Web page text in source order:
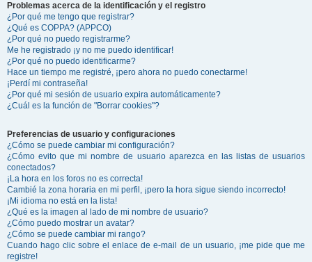
Problemas acerca de la identificación y el registro
¿Por qué me tengo que registrar?
¿Qué es COPPA? (APPCO)
¿Por qué no puedo registrarme?
Me he registrado ¡y no me puedo identificar!
¿Por qué no puedo identificarme?
Hace un tiempo me registré, ¡pero ahora no puedo conectarme!
¡Perdí mi contraseña!
¿Por qué mi sesión de usuario expira automáticamente?
¿Cuál es la función de "Borrar cookies"?
Preferencias de usuario y configuraciones
¿Cómo se puede cambiar mi configuración?
¿Cómo evito que mi nombre de usuario aparezca en las listas de usuarios
conectados?
¡La hora en los foros no es correcta!
Cambié la zona horaria en mi perfil, ¡pero la hora sigue siendo incorrecto!
¡Mi idioma no está en la lista!
¿Qué es la imagen al lado de mi nombre de usuario?
¿Cómo puedo mostrar un avatar?
¿Cómo se puede cambiar mi rango?
Cuando hago clic sobre el enlace de e-mail de un usuario, ¡me pide que me
registre!